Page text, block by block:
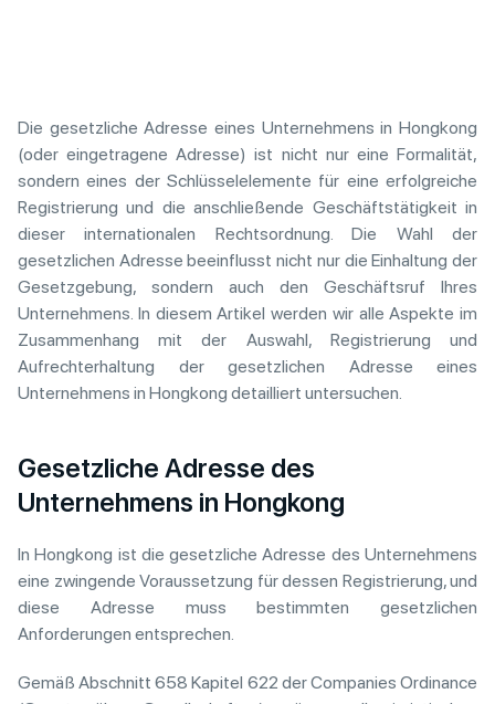
Die gesetzliche Adresse eines Unternehmens in Hongkong
(oder eingetragene Adresse) ist nicht nur eine Formalität,
sondern eines der Schlüsselelemente für eine erfolgreiche
Registrierung und die anschließende Geschäftstätigkeit in
dieser internationalen Rechtsordnung. Die Wahl der
gesetzlichen Adresse beeinflusst nicht nur die Einhaltung der
Gesetzgebung, sondern auch den Geschäftsruf Ihres
Unternehmens. In diesem Artikel werden wir alle Aspekte im
Zusammenhang mit der Auswahl, Registrierung und
Aufrechterhaltung der gesetzlichen Adresse eines
Unternehmens in Hongkong detailliert untersuchen.
Gesetzliche Adresse des
Unternehmens in Hongkong
In Hongkong ist die gesetzliche Adresse des Unternehmens
eine zwingende Voraussetzung für dessen Registrierung, und
diese Adresse muss bestimmten gesetzlichen
Anforderungen entsprechen.
Gemäß Abschnitt 658 Kapitel 622 der Companies Ordinance